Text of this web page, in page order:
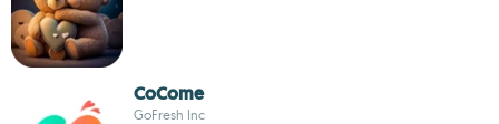
CoCome
GoFresh Inc